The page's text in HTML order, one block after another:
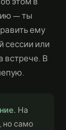
— ты
ему
сессии или
встрече. В
На
но само